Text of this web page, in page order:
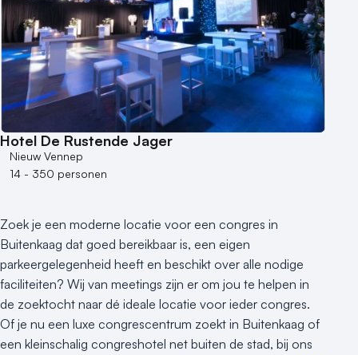
Hotel De Rustende Jager
Nieuw Vennep
14 - 350 personen
Zoek je een moderne locatie voor een congres in
Buitenkaag dat goed bereikbaar is, een eigen
parkeergelegenheid heeft en beschikt over alle nodige
faciliteiten? Wij van meetings zijn er om jou te helpen in
de zoektocht naar dé ideale locatie voor ieder congres.
Of je nu een luxe congrescentrum zoekt in Buitenkaag of
een kleinschalig congreshotel net buiten de stad, bij ons